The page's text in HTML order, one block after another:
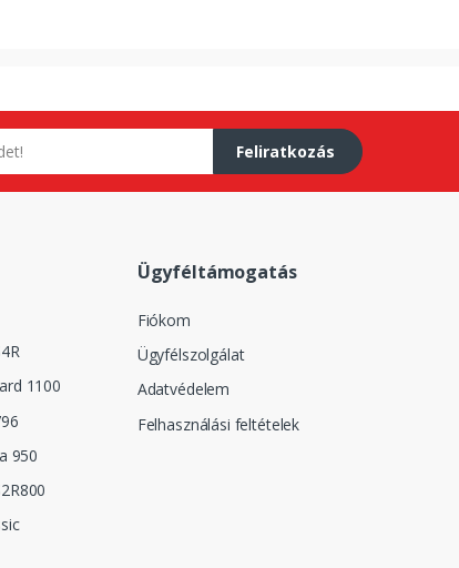
Feliratkozás
1100
950
Ügyféltámogatás
Fiókom
Ügyfélszolgálat
Adatvédelem
Felhasználási feltételek